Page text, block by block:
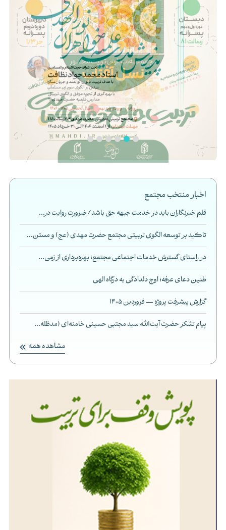
اخبار منتخب مجتمع
قلم خبرنگاران باید در خدمت جبهه حق باشد/ ضرورت روایت در...
تاکید بر توسعه الگوی تربیتی مجتمع حضرت مهدی (عج) و مستن...
در راستای گسترش خدمات اجتماعی مجتمع؛ بهره‌برداری از زمی...
طنین دعای عرفه؛ اوج دلدادگی به درگاه الهی
گزارش پیشرفت پروژه — فروردین 1405
پیام تشکر حضرت آیت‌الله سید مجتبی حسینی خامنه‌ای (مدظله...
مشاهده همه